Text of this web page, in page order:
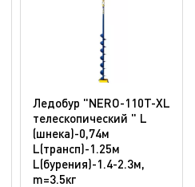
Ледобур "NERO-110T-XL
телескопический " L
(шнека)-0,74м
L(трансп)-1.25м
L(бурения)-1.4-2.3м,
m=3.5кг